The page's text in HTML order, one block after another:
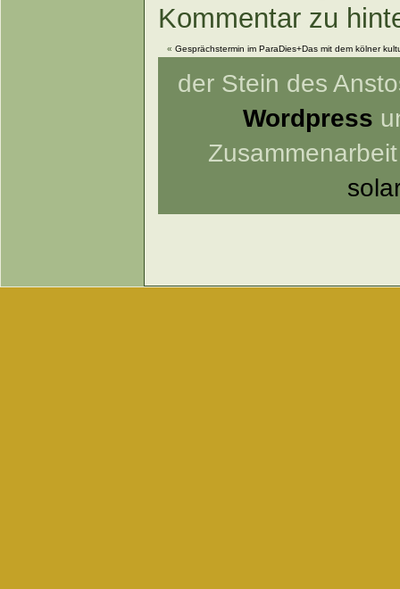
Kommentar zu
« Gesprächstermin im ParaDies+Das mit dem kölner
der Stein des
Wordpress